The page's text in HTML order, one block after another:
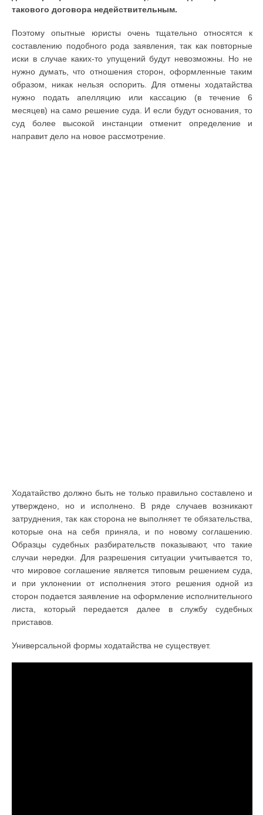
такового договора недействительным.
Поэтому опытные юристы очень тщательно относятся к
составлению подобного рода заявления, так как повторные
иски в случае каких-то упущений будут невозможны. Но не
нужно думать, что отношения сторон, оформленные таким
образом, никак нельзя оспорить. Для отмены ходатайства
нужно подать апелляцию или кассацию (в течение 6
месяцев) на само решение суда. И если будут основания, то
суд более высокой инстанции отменит определение и
направит дело на новое рассмотрение.
Ходатайство должно быть не только правильно составлено и
утверждено, но и исполнено. В ряде случаев возникают
затруднения, так как сторона не выполняет те обязательства,
которые она на себя приняла, и по новому соглашению.
Образцы судебных разбирательств показывают, что такие
случаи нередки. Для разрешения ситуации учитывается то,
что мировое соглашение является типовым решением суда,
и при уклонении от исполнения этого решения одной из
сторон подается заявление на оформление исполнительного
листа, который передается далее в службу судебных
приставов.
Универсальной формы ходатайства не существует.